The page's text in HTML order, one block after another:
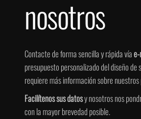
nosotros
Contacte de forma sencilla y rápida vía
presupuesto personalizado del diseño de
requiere más información sobre
Facilítenos sus datosy nosotros nos
con la mayor brevedad posible.